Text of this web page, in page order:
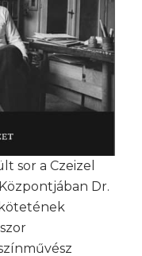
sor a Czeizel
Dr.